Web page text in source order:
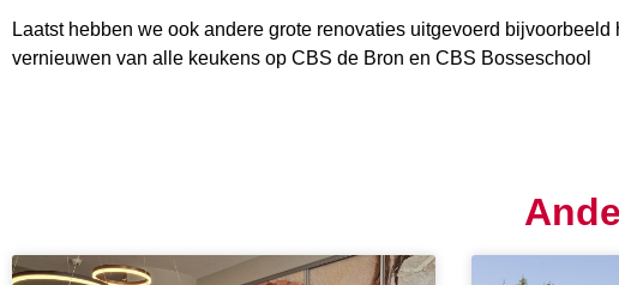
Laatst hebben we ook andere grote renovaties uitgevoerd bijvoorbeeld
vernieuwen van alle keukens op CBS de Bron en CBS Bosseschool